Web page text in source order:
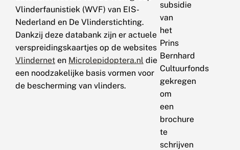
Vlinderfaunistiek (WVF) van EIS-
Nederland en De Vlinderstichting.
Dankzij deze databank zijn er actuele
verspreidingskaartjes op de websites
Vlindernet en Microlepidoptera.nl die
een noodzakelijke basis vormen voor
de bescherming van vlinders.
subsidie
van
het
Prins
Bernhard
Cultuurfonds
gekregen
om
een
brochure
te
schrijven